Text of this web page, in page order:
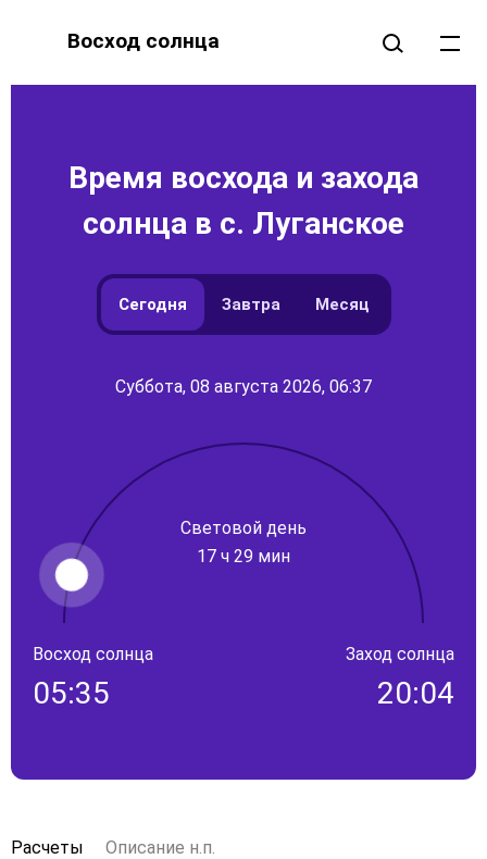
Восход солнца
Время восхода и захода
солнца в с. Луганское
Сегодня Завтра Месяц
Суббота, 08 августа 2026, 06:37
Световой день
17 ч 29 мин
Восход солнца
05:35
Заход солнца
20:04
Расчеты Описание н.п.